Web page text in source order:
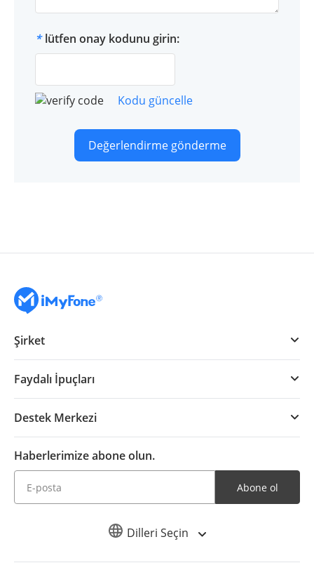
* lütfen onay kodunu girin:
Kodu güncelle
Değerlendirme gönderme
Dilleri Seçin
Şirket
Faydalı İpuçları
Destek Merkezi
Haberlerimize abone olun.
Abone ol